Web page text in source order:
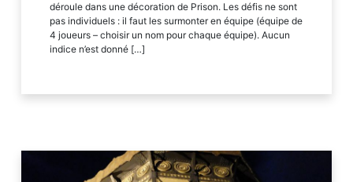
déroule dans une décoration de Prison. Les défis ne sont
pas individuels : il faut les surmonter en équipe (équipe de
4 joueurs – choisir un nom pour chaque équipe). Aucun
indice n’est donné […]